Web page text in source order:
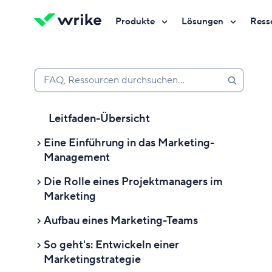
Produkte Lösungen
FAQ, Ressourcen durchsuchen…
Leitfaden-Übersicht
Eine Einführung in das Marketing-
Management
Eine Einführung in das Marketing-
Management
Was ist Marketing-Management?
Warum ist das Marketing-
Management wichtig?
Die Rolle eines Projektmanagers im
Marketing
Was ist ein Marketing-
Welche Aufgaben hat ein
Aufbau eines Marketing-Teams
Aufbau eines Marketing-Teams
So geht's: Entwickeln einer
Marketingstrategie